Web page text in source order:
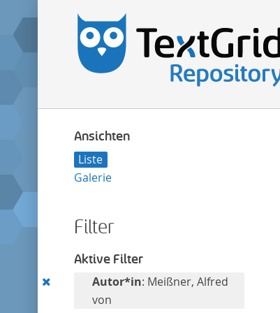
Ansichten
Liste
Galerie
Filter
Aktive Filter
DiesenAutor*in: Meißner, Alfred
von